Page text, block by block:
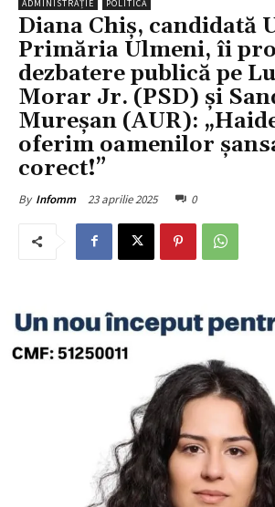
ADMINISTRAȚIE POLITICĂ
Diana Chiș, candidată
Primăria Ulmeni, îi
dezbatere publică pe
Morar Jr. (PSD) și
Mureșan (AUR):
oferim oamenilor
corect!”
By Infomm 23 aprilie 2025 0